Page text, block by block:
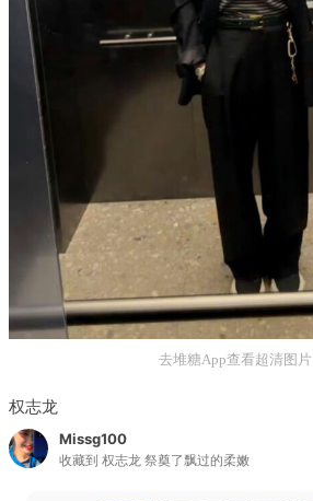
去堆糖App查看超清图片
权志龙
Missg100
收藏到 权志龙 祭奠了飘过的柔嫩